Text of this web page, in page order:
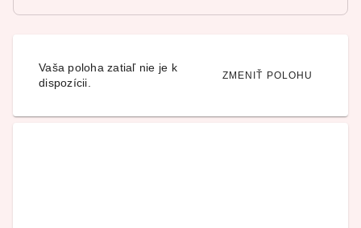
Vaša poloha zatiaľ nie je k
dispozícii.
ZMENIŤ POLOHU